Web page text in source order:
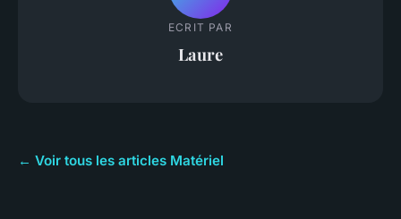
ECRIT PAR
Laure
← Voir tous les articles Matériel